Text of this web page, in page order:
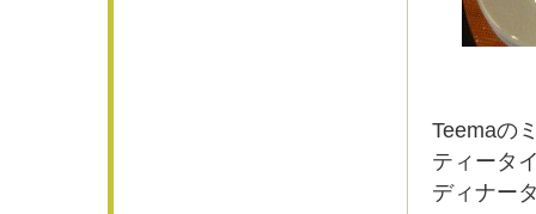
Teemaの
ティータ
ディナー